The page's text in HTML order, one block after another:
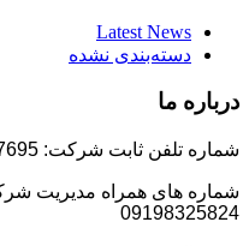
Latest News
دسته‌بندی نشده
درباره ما
شماره تلفن ثابت شرکت: 02136737695
09198325824